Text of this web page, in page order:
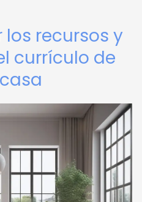
recursos y
currículo de